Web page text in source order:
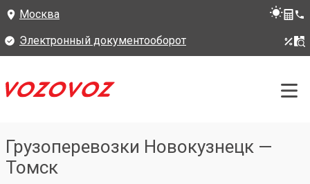
Москва
Электронный документооборот
Грузоперевозки Новокузнецк —
Томск